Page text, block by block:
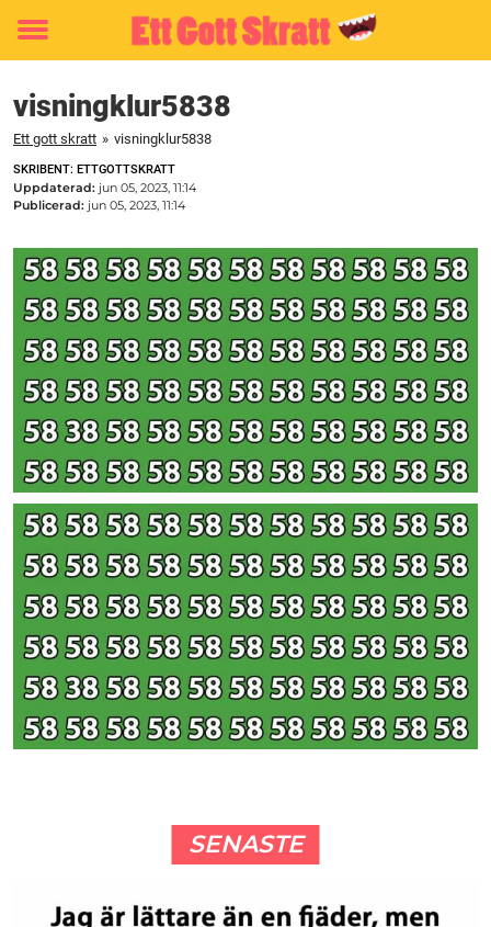
Toggle
visningklur5838
Ett gott skratt » visningklur5838
SKRIBENT: ETTGOTTSKRATT
Uppdaterad: jun 05, 2023, 11:14
Publicerad: jun 05, 2023, 11:14
SENASTE